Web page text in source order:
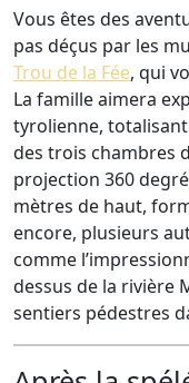
Vous êtes des
pas déçus par les
Trou de la Fée, qui
La famille aimera
tyrolienne,
des trois chambres
projection 360
mètres de haut,
encore, plusieurs
comme
dessus de la rivière
sentiers pédestres